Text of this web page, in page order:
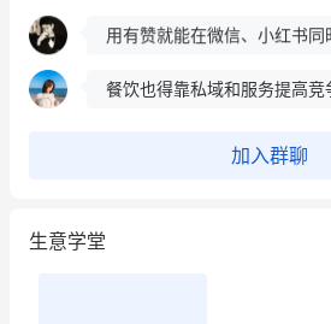
用有赞就能在微信、小红书同
餐饮也得靠私域和服务提高竞
加入群聊
生意学堂